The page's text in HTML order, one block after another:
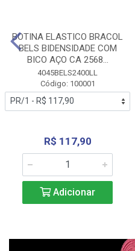
BOTINA ELASTICO BRACOL
BELS BIDENSIDADE COM
BICO AÇO CA 2568...
4045BELS2400LL
Código: 100001
R$ 117,90
Adicionar